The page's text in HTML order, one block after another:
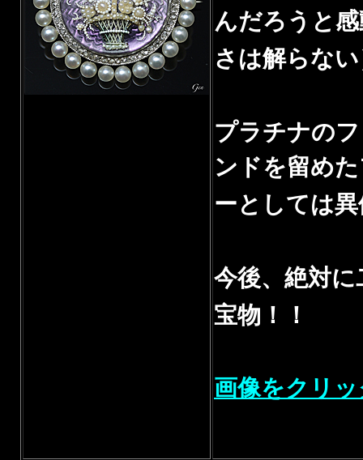
んだろうと
さは解らな
プラチナの
ンドを留め
ーとしては
今後、絶対
宝物！！
画像をクリ